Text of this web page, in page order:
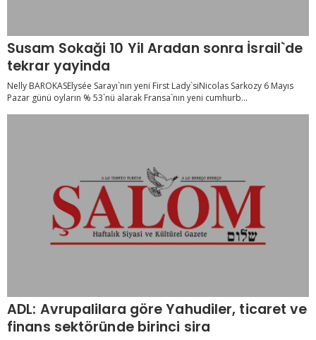
Susam Sokaği 10 Yil Aradan sonra İsrail`de
tekrar yayinda
Nelly BAROKASElysée Sarayı`nın yeni First Lady`siNicolas Sarkozy 6 Mayıs
Pazar günü oyların % 53`nü alarak Fransa`nın yeni cumhurb...
ADL: Avrupalilara göre Yahudiler, ticaret ve
finans sektöründe birinci sira